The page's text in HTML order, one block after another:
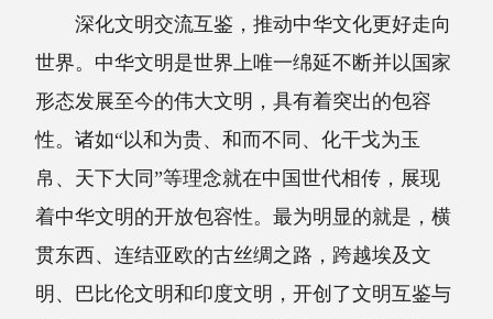
深化文明交流互鉴，推动中华文化更好走向
世界。中华文明是世界上唯一绵延不断并以国家
形态发展至今的伟大文明，具有着突出的包容
性。诸如“以和为贵、和而不同、化干戈为玉
帛、天下大同”等理念就在中国世代相传，展现
着中华文明的开放包容性。最为明显的就是，横
贯东西、连结亚欧的古丝绸之路，跨越埃及文
明、巴比伦文明和印度文明，开创了文明互鉴与